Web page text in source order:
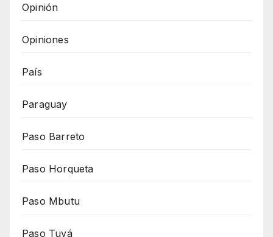
Opinión
Opiniones
País
Paraguay
Paso Barreto
Paso Horqueta
Paso Mbutu
Paso Tuyá